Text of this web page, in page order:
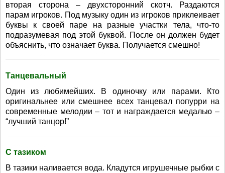
вторая сторона – двухсторонний скотч. Раздаются
парам игроков. Под музыку один из игроков приклеивает
буквы к своей паре на разные участки тела, что-то
подразумевая под этой буквой. После он должен будет
объяснить, что означает буква. Получается смешно!
Танцевальный
Один из любимейших. В одиночку или парами. Кто
оригинальнее или смешнее всех танцевал попурри на
современные мелодии – тот и награждается медалью –
“лучший танцор!”
С тазиком
В тазики наливается вода. Кладутся игрушечные рыбки с